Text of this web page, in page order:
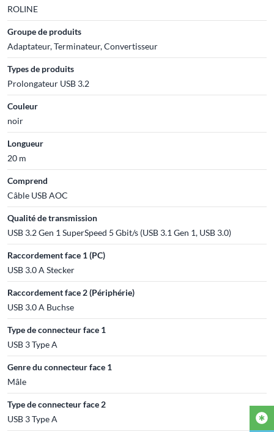
ROLINE
Groupe de produits
Adaptateur, Terminateur, Convertisseur
Types de produits
Prolongateur USB 3.2
Couleur
noir
Longueur
20 m
Comprend
Câble USB AOC
Qualité de transmission
USB 3.2 Gen 1 SuperSpeed 5 Gbit/s (USB 3.1 Gen 1, USB 3.0)
Raccordement face 1 (PC)
USB 3.0 A Stecker
Raccordement face 2 (Périphérie)
USB 3.0 A Buchse
Type de connecteur face 1
USB 3 Type A
Genre du connecteur face 1
Mâle
Type de connecteur face 2
USB 3 Type A